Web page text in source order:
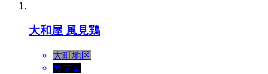
大和屋 風見鶏
大町地区
カフェ